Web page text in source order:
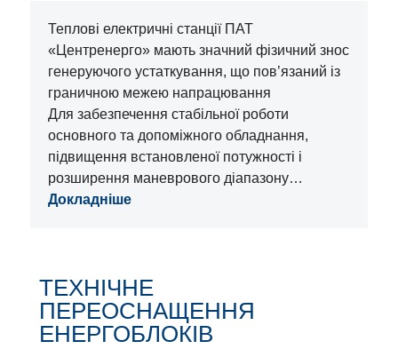
Теплові електричні станції ПАТ
«Центренерго» мають значний фізичний знос
генеруючого устаткування, що пов’язаний із
граничною межею напрацювання
Для забезпечення стабільної роботи
основного та допоміжного обладнання,
підвищення встановленої потужності і
розширення маневрового діапазону…
Докладніше
ТЕХНІЧНЕ
ПЕРЕОСНАЩЕННЯ
ЕНЕРГОБЛОКІВ